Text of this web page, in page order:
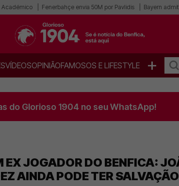
Académico Fenerbahçe envia 50M por Pavlidis Bayern
VÍDEOSOPINIÃOFAMOSOS E LIFESTYLE +
do Glorioso 1904 no seu WhatsApp!
JOGADOR DO BENFICA:
AINDA PODE TER SALVAÇÃO